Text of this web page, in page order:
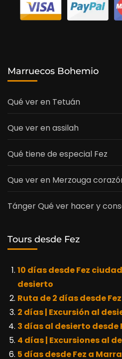
Marruecos Bohemio
Qué ver en Tetuán
Que ver en assilah
Qué tiene de especial Fez
Que ver en Merzouga
Tánger Qué ver hacer y
Tours desde Fez
10 días desde Fez
desierto
Ruta de 2 días desde
2 días | Excursión al
3 días al desierto desde
4 días | Excursiones al
5 días desde Fez a